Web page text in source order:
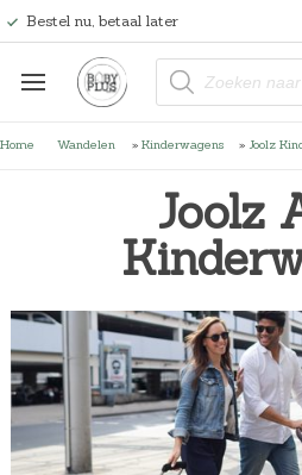
Bestel nu, betaal later
P
o
c
o
e
k
e
Home Wandelen » Kinderwagens » Joolz
Joolz